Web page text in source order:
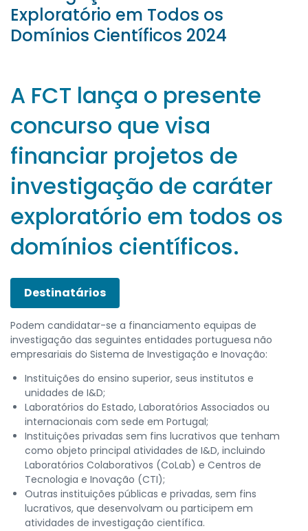
Exploratório em Todos os
Domínios Científicos 2024
A FCT lança o presente
concurso que visa
financiar projetos de
investigação de caráter
exploratório em todos os
domínios científicos.
Destinatários
Podem candidatar-se a financiamento equipas de
investigação das seguintes entidades portuguesa não
empresariais do Sistema de Investigação e Inovação:
Instituições do ensino superior, seus institutos e
unidades de I&D;
Laboratórios do Estado, Laboratórios Associados ou
internacionais com sede em Portugal;
Instituições privadas sem fins lucrativos que tenham
como objeto principal atividades de I&D, incluindo
Laboratórios Colaborativos (CoLab) e Centros de
Tecnologia e Inovação (CTI);
Outras instituições públicas e privadas, sem fins
lucrativos, que desenvolvam ou participem em
atividades de investigação científica.